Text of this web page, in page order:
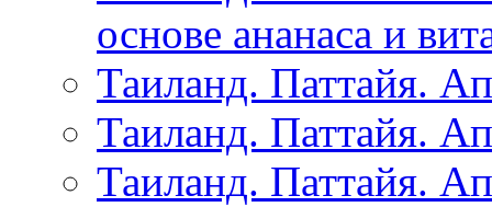
основе ананаса и
Таиланд. Паттайя.
Таиланд. Паттайя.
Таиланд. Паттайя.